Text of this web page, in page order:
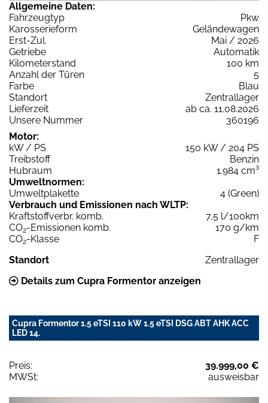
Allgemeine Daten:
Fahrzeugtyp
Pkw
Karosserieform
Geländewagen
Erst-Zul.
Mai / 2026
Getriebe
Automatik
Kilometerstand
100 km
Anzahl der Türen
5
Farbe
Blau
Standort
Zentrallager
Lieferzeit
ab ca. 11.08.2026
Unsere Nummer
360196
Motor:
kW / PS
150 kW / 204 PS
Treibstoff
Benzin
Hubraum
1.984 cm³
Umweltnormen:
Umweltplakette
4 (Green)
Verbrauch und Emissionen nach WLTP:
Kraftstoffverbr. komb.
7,5 l/100km
CO2-Emissionen komb.
170 g/km
CO2-Klasse
F
Standort
Zentrallager
Details zum Cupra Formentor anzeigen
Cupra Formentor 1.5 eTSI 110 kW 1.5 eTSI DSG ABT AHK ACC
LED 14.
Preis:
39.999,00 €
MWSt:
ausweisbar